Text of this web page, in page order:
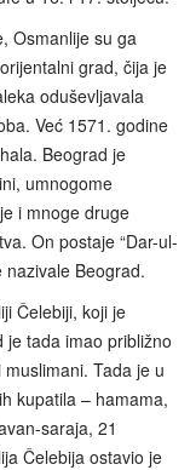
Osmanlije su ga
grad, čija je
oduševljavala
Već 1571. godine
Beograd je
umnogome
i mnoge druge
On postaje “Dar-ul-
nazivale Beograd.
Čelebiji, koji je
tada imao približno
Tada je u
kupatila – hamama,
saraja, 21
Čelebija ostavio je